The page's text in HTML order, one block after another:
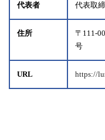
代表者 代表取
住所
〒111-
号
URL https://